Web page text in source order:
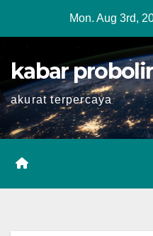
Mon. Aug 3rd,
kabar
akurat terpercaya